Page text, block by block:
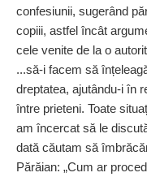
confesiunii, sugerând
copiii, astfel încât
cele venite de la o
...să-i facem să
dreptatea, ajutându-i în
între prieteni. Toate
am încercat să le
dată căutam să
Părăian: „Cum ar